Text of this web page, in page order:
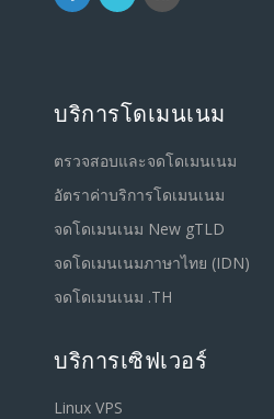
บริการโดเมนเนม
ตรวจสอบและจดโดเมนเนม
อัตราค่าบริการโดเมนเนม
จดโดเมนเนม New gTLD
จดโดเมนเนมภาษาไทย (IDN)
จดโดเมนเนม .TH
บริการเซิฟเวอร์
Linux VPS